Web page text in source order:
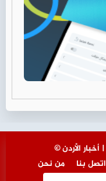
من نحن
اتصل بنا